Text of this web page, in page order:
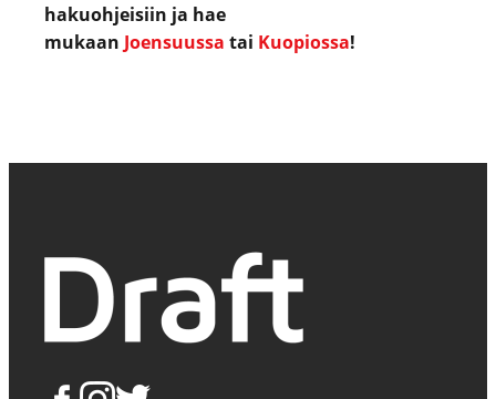
hakuohjeisiin ja hae
mukaan Joensuussa tai Kuopiossa!